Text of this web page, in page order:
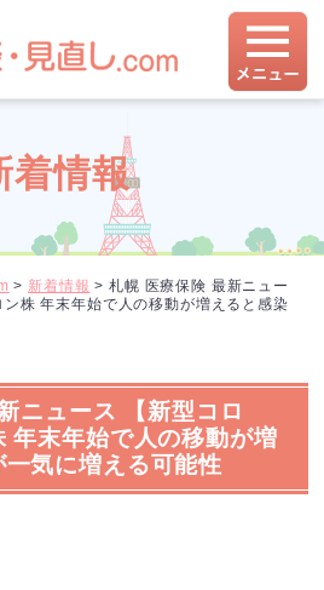
着情報
> 新着情報 > 札幌 医療保険 最新ニュー
株 年末年始で人の移動が増えると感染
ニュース 【新型コロ
年末年始で人の移動が増
気に増える可能性